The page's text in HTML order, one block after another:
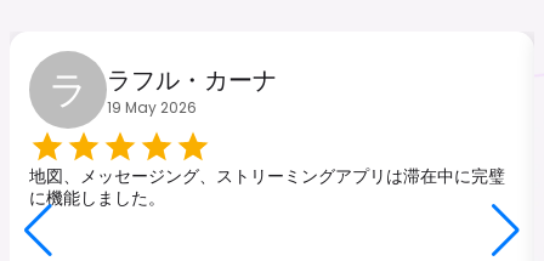
ラ ラフル・カーナ
19 May 2026
地図、メッセージング、ストリーミングアプリは滞在中に完璧
に機能しました。